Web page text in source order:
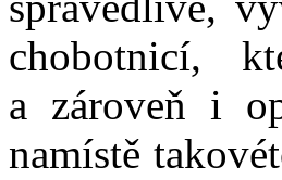
chobotnicí,
a zároveň i
namístě